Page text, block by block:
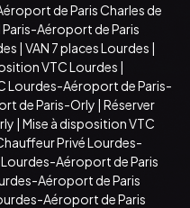
de Paris Charles de
Aéroport de Paris
| VAN 7 places Lourdes |
VTC Lourdes |
Lourdes-Aéroport de Paris-
de Paris-Orly | Réserver
| Mise à disposition VTC
Privé Lourdes-
Lourdes-Aéroport de Paris
Aéroport de Paris
Aéroport de Paris